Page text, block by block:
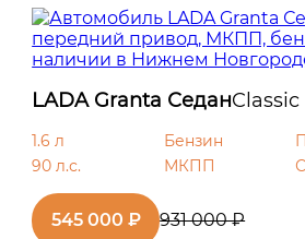
LADA Granta СеданClassic
1.6 л Бензин
90 л.с.
МКПП
545 000 ₽ 931 000 ₽